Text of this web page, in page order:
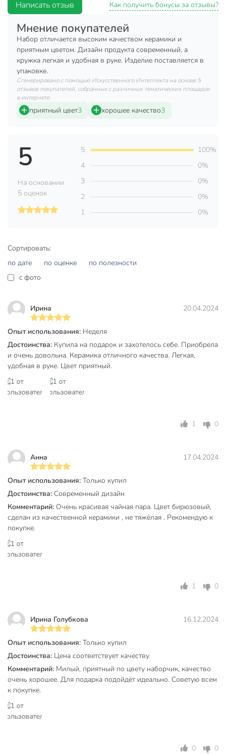
Преимущества:
Модель изготовлена из качественного материала,
который никак не повлияет на вкусовые качества
напитка.
Керамика отличается прочностью, гигиеничностью и
долгим сроком службы
Купить готовый набор — выгоднее и гораздо удобнее, чем
собирать его из отдельных предметов. Поскольку красивая
Техническая информация
Количество предметов
Объем, мл
Страна производства
Тип
Цвет
Стиль
Назначение
сервировка стола
Особенности
девушка
подруга
сестра
Дизайн
Y6-10245
Вес в упаковке
Габариты упаковки
Написать отзыв Как получить бонусы за отзывы?
Мнение покупателей
Набор отличается высоким качеством керамики и
приятным цветом. Дизайн продукта современный, а
кружка легкая и удобная в руке. Изделие поставляется в
упаковке.
Сгенерировано с помощью Искусственного Интеллекта на основе 5
отзывов покупателей, собранных с различных тематических площадок
в интернете
приятный цвет3 хорошее качество3
Сортировать:
по дате
по оценке
по полезности
c фото
Ирина 20.04.2024
Опыт использования: Неделя
Достоинства: Купила на подарок и захотелось себе. Приобрела
и очень довольна. Керамика отличного качества. Легкая,
удобная в руке. Цвет приятный.
1 0
Анна 17.04.2024
Опыт использования: Только купил
Достоинства: Современный дизайн
Комментарий: Очень красивая чайная пара. Цвет бирюзовый,
сделан из качественной керамики , не тяжёлая . Рекомендую к
покупке.
1 0
Ирина Голубкова 16.12.2024
Опыт использования: Только купил
Достоинства: Цена соответствует качеству
Комментарий: Милый, приятный по цвету наборчик, качество
очень хорошее. Для подарка подойдёт идеально. Советую всем
к покупке.
0 0
5
На основании
5 оценок
5
100%
4
0%
3
0%
2
0%
1
0%